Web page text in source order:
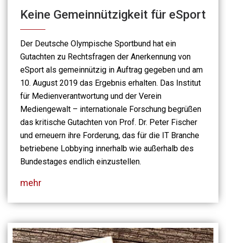
Keine Gemeinnützigkeit für eSport
Der Deutsche Olympische Sportbund hat ein
Gutachten zu Rechtsfragen der Anerkennung von
eSport als gemeinnützig in Auftrag gegeben und am
10. August 2019 das Ergebnis erhalten. Das Institut
für Medienverantwortung und der Verein
Mediengewalt – internationale Forschung begrüßen
das kritische Gutachten von Prof. Dr. Peter Fischer
und erneuern ihre Forderung, das für die IT Branche
betriebene Lobbying innerhalb wie außerhalb des
Bundestages endlich einzustellen.
mehr